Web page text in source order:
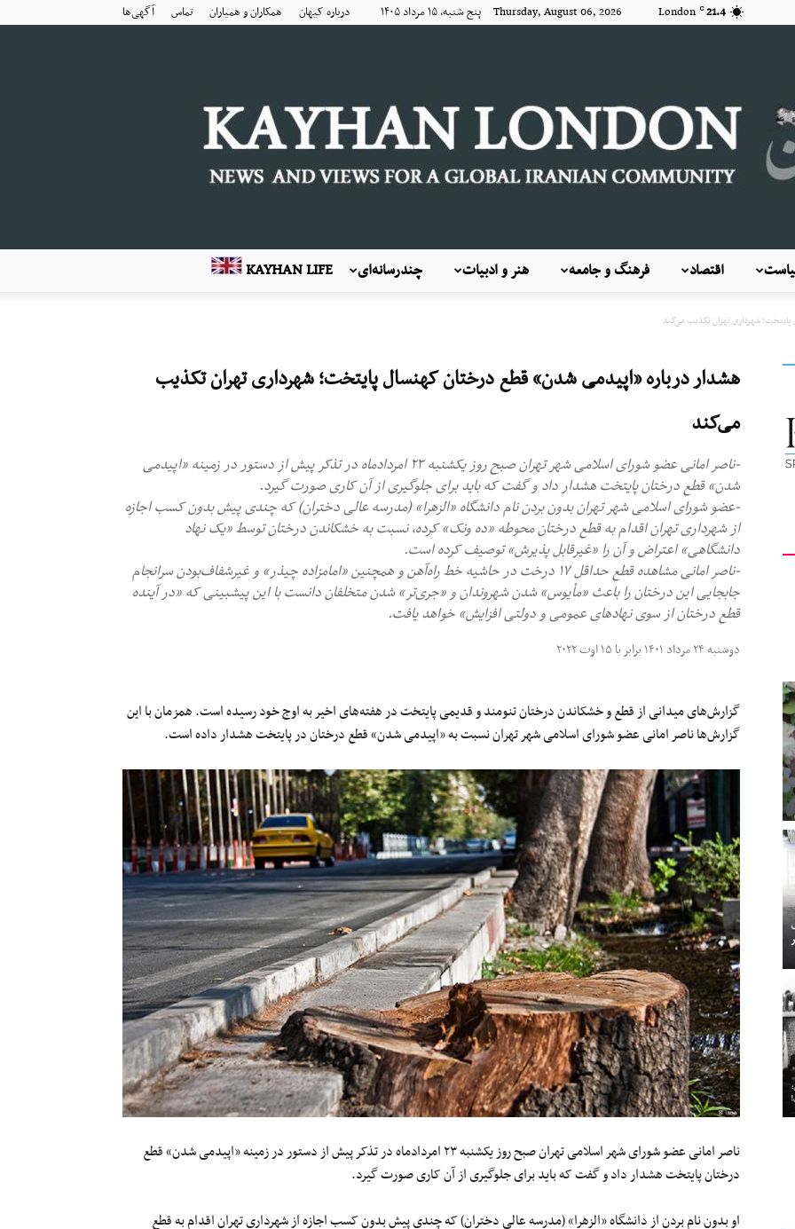
21.4
C
London Thursday, August 06, 2026 پنج شنبه, ۱۵ مرداد ۱۴۰۵ درباره کیهان همکاران و همیاران تماس آگهی‌ها
لندن
KAYHAN LIFE چندرسانه‌ای هنر و ادبیات فرهنگ و جامعه اقتصاد
شهرداری تهران تکذیب می‌کند
هشدار درباره «اپیدمی شدن» قطع درختان کهنسال پایتخت؛ شهرداری تهران تکذیب
می‌کند
-ناصر امانی عضو شورای اسلامی شهر تهران صبح روز یکشنبه ۲۳ امردادماه در تذکر پیش از دستور در زمینه «اپیدمی
شدن» قطع درختان پایتخت هشدار داد و گفت که باید برای جلوگیری از آن کاری صورت گیرد.
-عضو شورای اسلامی شهر تهران بدون بردن نام دانشگاه «الزهرا» (مدرسه عالی دختران) که چندی پیش بدون کسب اجازه
از شهرداری تهران اقدام به قطع درختان محوطه «ده‌ ونک» کرده، نسبت به خشکاندن درختان توسط «یک نهاد
دانشگاهی» اعتراض و آن را «غیرقابل پذیرش» توصیف کرده است.
-ناصر امانی مشاهده قطع حداقل ۱۷ درخت در حاشیه خط راه‌آهن و همچنین «امامزاده چیذر» و غیرشفاف‌بودن سرانجام
جابجایی این درختان را باعث «مأیوس» شدن شهروندان و «جری‌تر» شدن متخلفان دانست با این پیشبینی که «در آینده
قطع درختان از سوی نهادهای عمومی و دولتی افزایش» خواهد یافت.
دوشنبه ۲۴ مرداد ۱۴۰۱ برابر با ۱۵ اوت ۲۰۲۲
گزارش‌‌های میدانی از قطع و خشکاندن درختان تنومند و قدیمی پایتخت در هفته‌های اخیر به اوج خود رسیده است. همزمان با این
گزارش‌ها ناصر امانی عضو شورای اسلامی شهر تهران نسبت به «اپیدمی شدن» قطع درختان در پایتخت هشدار داده است.
ناصر امانی عضو شورای شهر اسلامی تهران صبح روز یکشنبه ۲۳ امردادماه در تذکر پیش از دستور در زمینه «اپیدمی شدن» قطع
درختان پایتخت هشدار داد و گفت که باید برای جلوگیری از آن کاری صورت گیرد.
او بدون نام بردن از دانشگاه «الزهرا» (مدرسه عالی دختران) که چندی پیش بدون کسب اجازه از شهرداری تهران اقدام به قطع